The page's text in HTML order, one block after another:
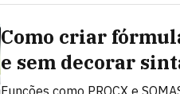
Como criar
e sem decorar
Funções como PROCX e